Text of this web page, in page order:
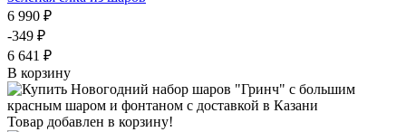
6 990 ₽
-349 ₽
6 641 ₽
В корзину
Товар добавлен в корзину!